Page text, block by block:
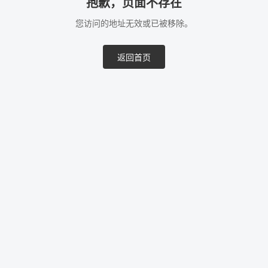
抱歉，页面不存在
您访问的地址无效或已被移除。
返回首页